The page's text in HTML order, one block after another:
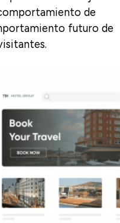
de
futuro de